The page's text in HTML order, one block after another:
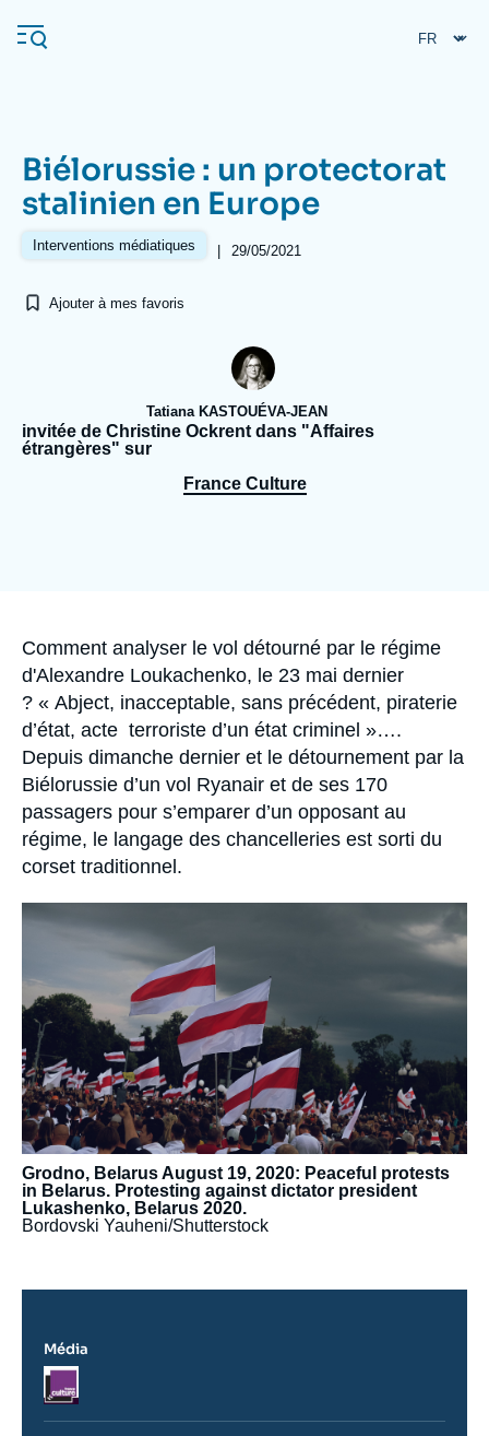
au
contenu
Navigation
principale
L'Ifri
Analyses
Se connecter
Recherches fréquentes
Proche-Orient
Biélorussie : un protectorat
stalinien en Europe
Interventions médiatiques | 29/05/2021
Ajouter à mes favoris
Tatiana KASTOUÉVA-JEAN
invitée de Christine Ockrent dans "Affaires
étrangères" sur
France Culture
Accroche
Comment analyser le vol détourné par le régime
d'Alexandre Loukachenko, le 23 mai dernier
? « Abject, inacceptable, sans précédent, piraterie
d’état, acte terroriste d’un état criminel »….
Depuis dimanche dernier et le détournement par la
Biélorussie d’un vol Ryanair et de ses 170
passagers pour s’emparer d’un opposant au
régime, le langage des chancelleries est sorti du
corset traditionnel.
principale
Grodno, Belarus August 19, 2020: Peaceful protests
in Belarus. Protesting against dictator president
Lukashenko, Belarus 2020.
Bordovski Yauheni/Shutterstock
Média
Logo